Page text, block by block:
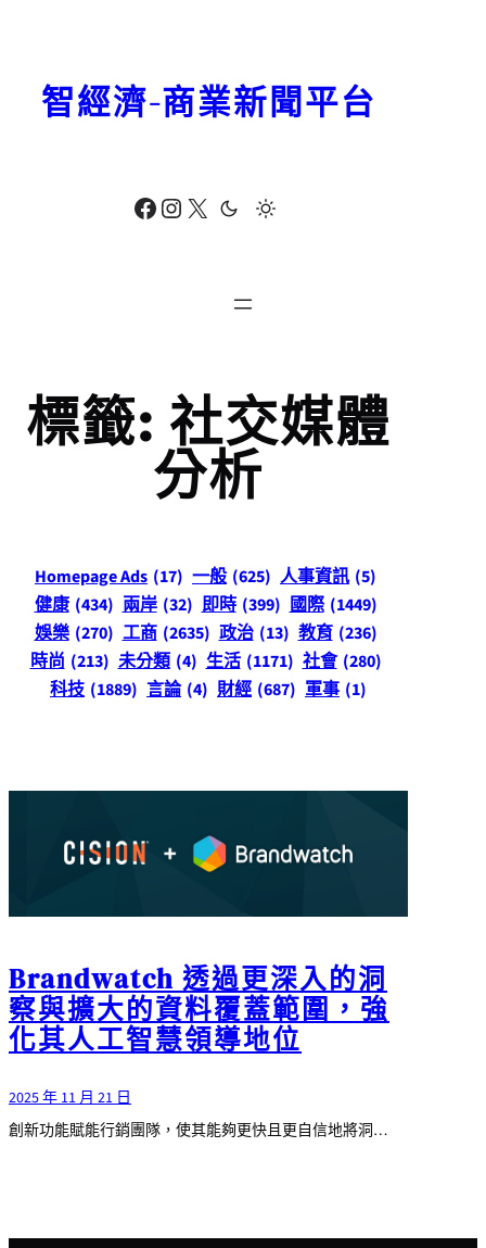
Facebook Instagram X
智經濟-商業新聞平台
標籤: 社交媒體
分析
Homepage Ads (17) 一般 (625) 人事資訊 (5)
健康 (434) 兩岸 (32) 即時 (399) 國際 (1449)
娛樂 (270) 工商 (2635) 政治 (13) 教育 (236)
時尚 (213) 未分類 (4) 生活 (1171) 社會 (280)
科技 (1889) 言論 (4) 財經 (687) 軍事 (1)
Brandwatch 透過更深入的洞
察與擴大的資料覆蓋範圍，強
化其人工智慧領導地位
2025 年 11 月 21 日
創新功能賦能行銷團隊，使其能夠更快且更自信地將洞…